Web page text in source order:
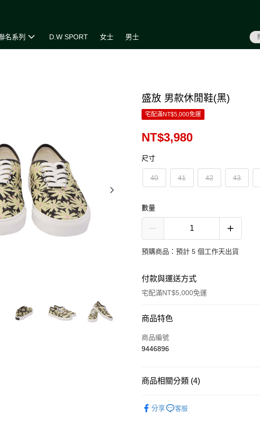
名系列 D.W SPORT 女士 男士
盛放 男款休閒鞋(黑)
宅配滿NT$5,000免運
NT$3,980
尺寸
40 41 42 43
數量
預購商品：預計 5 個工作天出貨
付款與運送方式
宅配滿NT$5,000免運
付款方式
信用卡一次付款
商品特色
商品編號
9446896
商品相關分類 (4)
分享 客服